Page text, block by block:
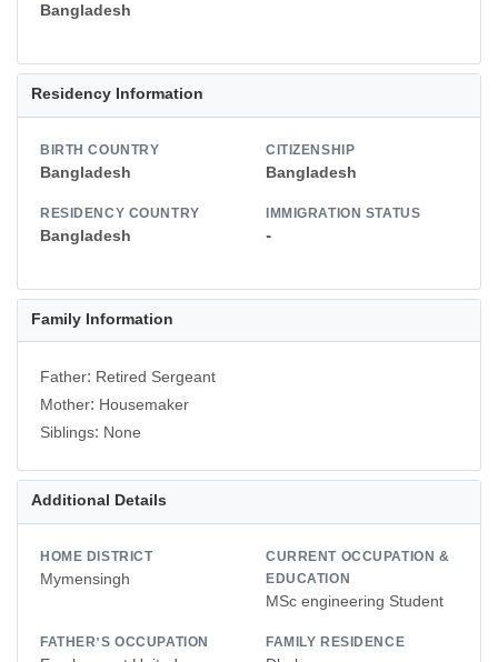
Bangladesh
Residency Information
BIRTH COUNTRY
Bangladesh
CITIZENSHIP
Bangladesh
RESIDENCY COUNTRY
Bangladesh
IMMIGRATION STATUS
-
Family Information
Father: Retired Sergeant
Mother: Housemaker
Siblings: None
Additional Details
HOME DISTRICT
Mymensingh
CURRENT OCCUPATION &
EDUCATION
MSc engineering Student
FATHER'S OCCUPATION FAMILY RESIDENCE